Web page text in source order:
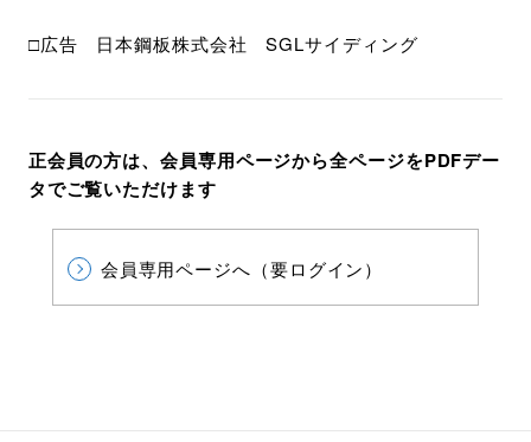
□広告 日本鋼板株式会社 SGLサイディング
正会員の方は、会員専用ページから全ページをPDFデー
タでご覧いただけます
会員専用ページへ（要ログイン）